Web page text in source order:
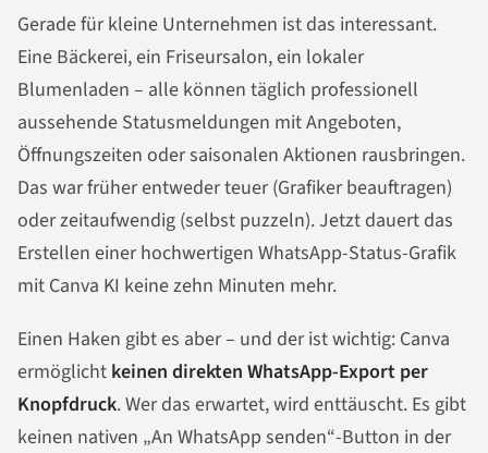
Gerade für kleine Unternehmen ist das interessant.
Eine Bäckerei, ein Friseursalon, ein lokaler
Blumenladen – alle können täglich professionell
aussehende Statusmeldungen mit Angeboten,
Öffnungszeiten oder saisonalen Aktionen rausbringen.
Das war früher entweder teuer (Grafiker beauftragen)
oder zeitaufwendig (selbst puzzeln). Jetzt dauert das
Erstellen einer hochwertigen WhatsApp-Status-Grafik
mit Canva KI keine zehn Minuten mehr.
Einen Haken gibt es aber – und der ist wichtig: Canva
ermöglicht keinen direkten WhatsApp-Export per
Knopfdruck. Wer das erwartet, wird enttäuscht. Es gibt
keinen nativen „An WhatsApp senden“-Button in der